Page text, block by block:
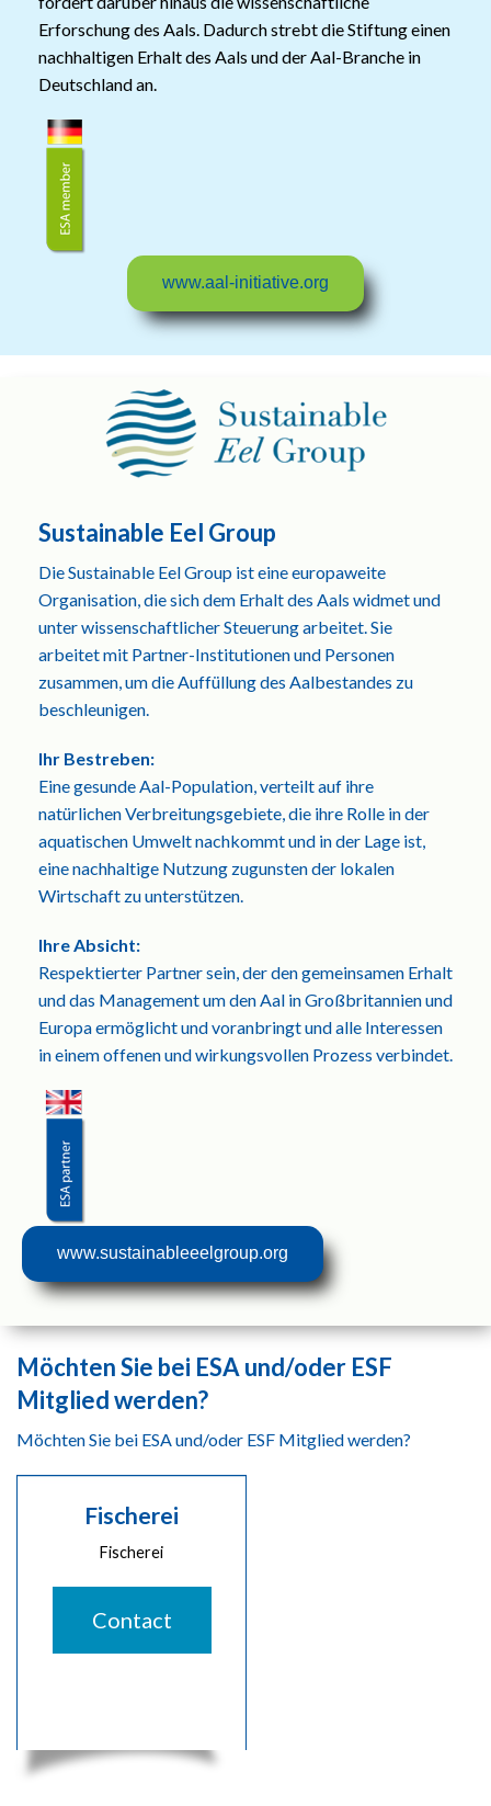
Erforschung des Aals. Dadurch strebt die Stiftung einen
nachhaltigen Erhalt des Aals und der Aal-Branche in
Deutschland an.
www.aal-initiative.org
Sustainable Eel Group
Die Sustainable Eel Group ist eine europaweite
Organisation, die sich dem Erhalt des Aals widmet und
unter wissenschaftlicher Steuerung arbeitet. Sie
arbeitet mit Partner-Institutionen und Personen
zusammen, um die Auffüllung des Aalbestandes zu
beschleunigen.
Ihr Bestreben:
Eine gesunde Aal-Population, verteilt auf ihre
natürlichen Verbreitungsgebiete, die ihre Rolle in der
aquatischen Umwelt nachkommt und in der Lage ist,
eine nachhaltige Nutzung zugunsten der lokalen
Wirtschaft zu unterstützen.
Ihre Absicht:
Respektierter Partner sein, der den gemeinsamen Erhalt
und das Management um den Aal in Großbritannien und
Europa ermöglicht und voranbringt und alle Interessen
in einem offenen und wirkungsvollen Prozess verbindet.
www.sustainableeelgroup.org
Möchten Sie bei ESA und/oder ESF
Mitglied werden?
Möchten Sie bei ESA und/oder ESF Mitglied werden?
Fischerei
Fischerei
Contact